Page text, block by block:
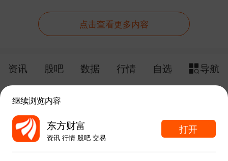
点击查看更多内容
资讯 股吧 数据 行情 自选
导航
给网站提点意见 下载APP
东方财富APP内打开
继续浏览内容
东方财富
资讯 行情 股吧 交易
打开